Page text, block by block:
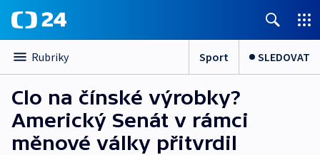
Rubriky Sport SLEDOVAT
Clo na čínské výrobky?
Americký Senát v rámci
měnové války přitvrdil